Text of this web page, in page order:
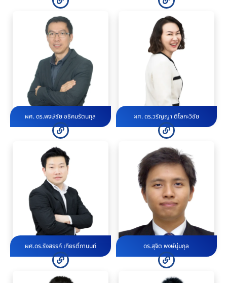
ผศ. ดร.พงษ์ชัย อธิคมรัตนกุล ผศ. ดร.วรัญญา ติโลกะวิชัย
ผศ.ดร.รังสรรค์ เกียรติ์ภานนท์ ดร.สุจิต พงษ์นุ่มกุล